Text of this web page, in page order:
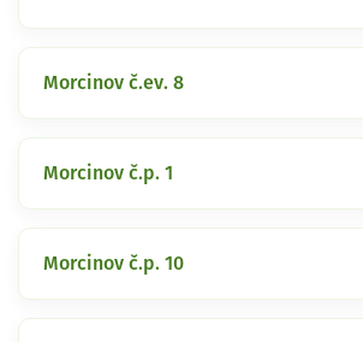
Morcinov č.ev. 8
Morcinov č.p. 1
Morcinov č.p. 10